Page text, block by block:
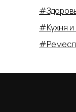
#Кухня и